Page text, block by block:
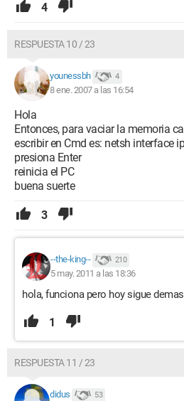
4
RESPUESTA 10 / 23
younessbh 4
8 ene. 2007 a las 16:54
Hola
Entonces, para vaciar la memoria
escribir en Cmd es: netsh interface
presiona Enter
reinicia el PC
buena suerte
3
--the-king-- 210
5 may. 2011 a las 18:36
hola, funciona pero hoy sigue
1
RESPUESTA 11 / 23
didus 53